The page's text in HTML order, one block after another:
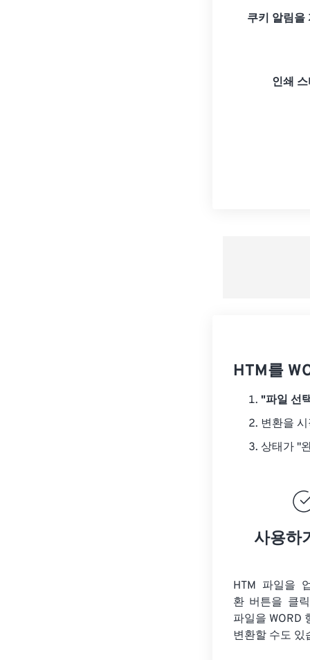
쿠키 알림을
인쇄
HTM를
"파일 선
변환을
상태가 "
사용하
HTM 파일을
환 버튼을 클
파일을 WORD
변환할 수도 있